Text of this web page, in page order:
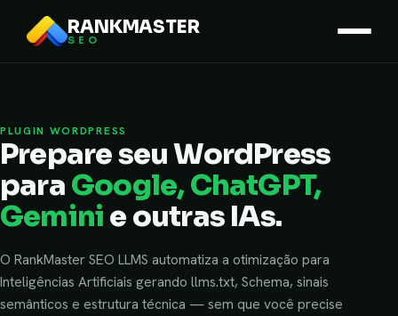
RANKMASTER
SEO
PLUGIN WORDPRESS
Prepare seu WordPress
para Google, ChatGPT,
Gemini e outras IAs.
O RankMaster SEO LLMS automatiza a otimização para
Inteligências Artificiais gerando llms.txt, Schema, sinais
semânticos e estrutura técnica — sem que você precise